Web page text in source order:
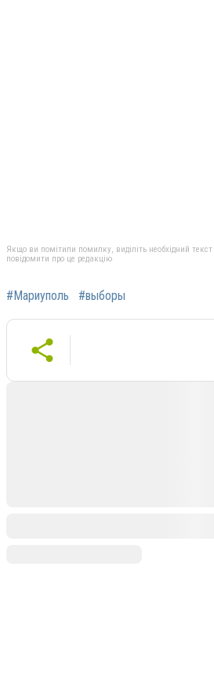
Якщо ви помітили помилку, виділіть необхідний
повідомити про це редакцію
#Мариуполь #выборы